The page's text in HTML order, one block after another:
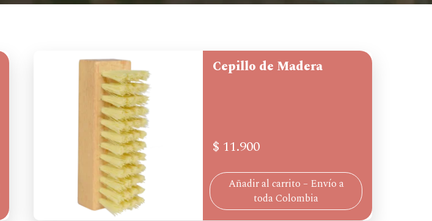
Cepillo de Madera
$ 11.900
Añadir al carrito – Envío a
toda Colombia